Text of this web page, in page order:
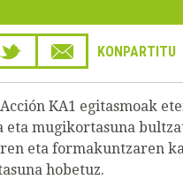
KONPARTITU
KA1 egitasmoak
eta mugikortasuna
eta formakuntzaren
hobetuz.